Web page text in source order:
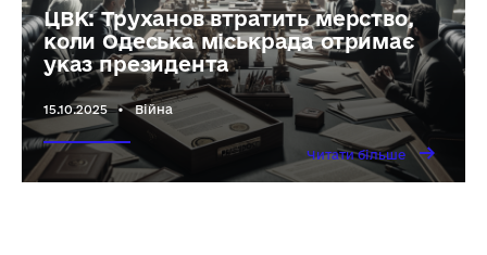
ЦВК: Труханов втратить мерство,
коли Одеська міськрада отримає
указ президента
15.10.2025 • Війна
Читати більше →
Читати
більше
ЦВК: